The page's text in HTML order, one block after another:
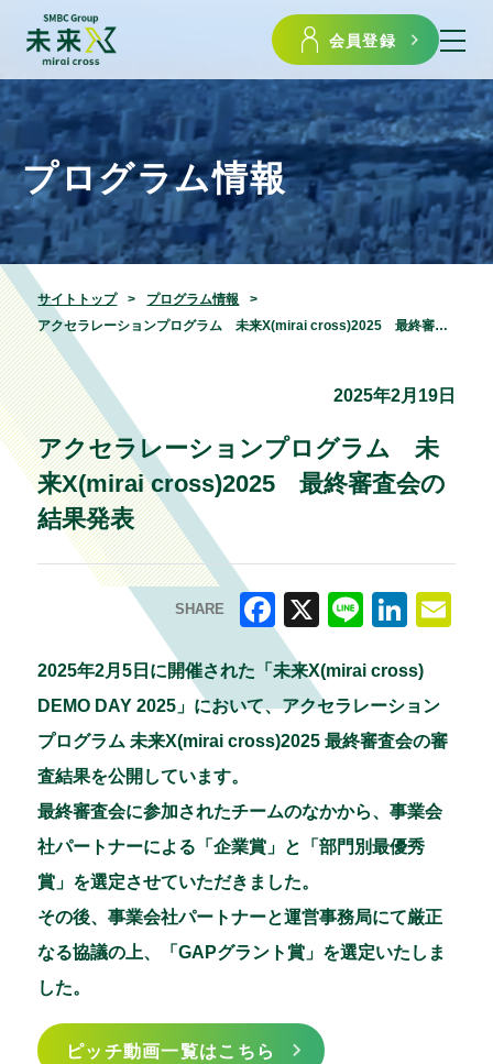
会員登録
プログラム情報
サイトトップ
プログラム情報
アクセラレーションプログラム 未来X(mirai cross)2025 最終審査会の結果発表
2025年2月19日
アクセラレーションプログラム 未
来X(mirai cross)2025 最終審査会の
結果発表
SHARE
a
c
e
o
o
k
n
e
n
k
e
n
m
ai
l
2025年2月5日に開催された「未来X(mirai cross)
DEMO DAY 2025」において、アクセラレーション
プログラム 未来X(mirai cross)2025 最終審査会の審
査結果を公開しています。
最終審査会に参加されたチームのなかから、事業会
社パートナーによる「企業賞」と「部門別最優秀
賞」を選定させていただきました。
その後、事業会社パートナーと運営事務局にて厳正
なる協議の上、「GAPグラント賞」を選定いたしま
した。
ピッチ動画一覧はこちら